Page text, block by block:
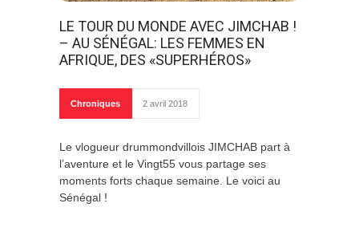
LE TOUR DU MONDE AVEC JIMCHAB !
– AU SÉNÉGAL: LES FEMMES EN
AFRIQUE, DES «SUPERHÉROS»
Chroniques 2 avril 2018
Le vlogueur drummondvillois JIMCHAB part à
l’aventure et le Vingt55 vous partage ses
moments forts chaque semaine. Le voici au
Sénégal !